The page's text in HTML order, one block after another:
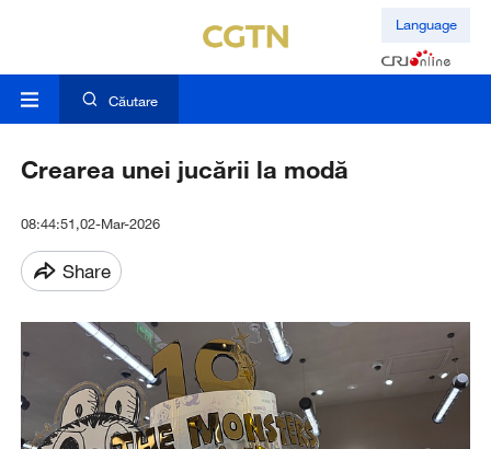
Language
Căutare
Crearea unei jucării la modă
08:44:51,02-Mar-2026
Share